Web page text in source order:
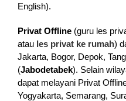
English).
Privat Offline(guru les
ataules privat ke rumah)
Jakarta, Bogor, Depok,
(Jabodetabek). Selain
dapat melayani Privat
Yogyakarta, Semarang,